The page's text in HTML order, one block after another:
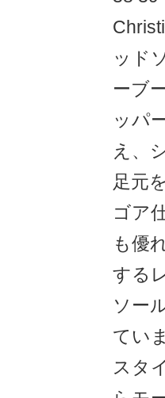
ッド
ーブ
ッパ
え、
足元
ゴア
も優
する
ソー
てい
スタ